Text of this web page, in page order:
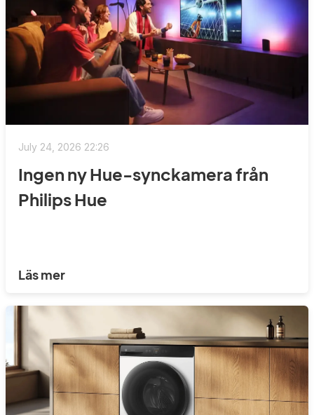
July 24, 2026 22:26
Ingen ny Hue-synckamera från
Philips Hue
Läs mer